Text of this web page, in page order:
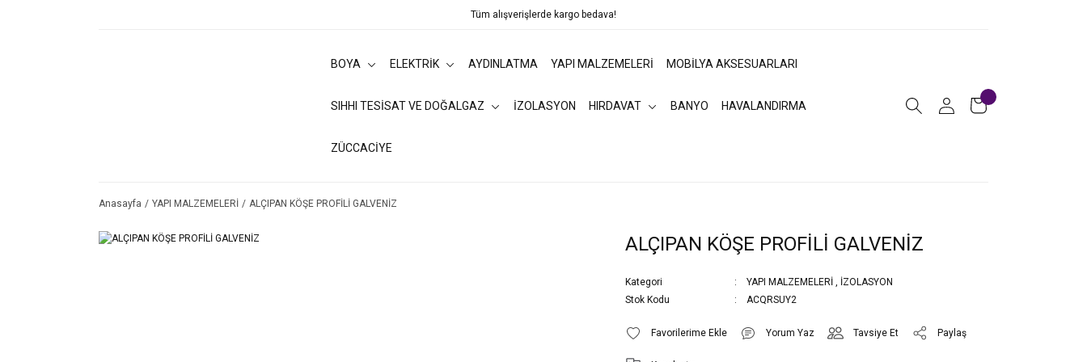
Tüm alışverişlerde kargo bedava!
BOYA ELEKTRİK AYDINLATMA YAPI MALZEMELERİ MOBİLYA AKSESUARLARI
SIHHI TESİSAT VE DOĞALGAZ İZOLASYON HIRDAVAT BANYO HAVALANDIRMA
ZÜCCACİYE
Anasayfa YAPI MALZEMELERİ ALÇIPAN KÖŞE PROFİLİ GALVENİZ
ALÇIPAN KÖŞE PROFİLİ GALVENİZ
Kategori YAPI MALZEMELERİ , İZOLASYON
Stok Kodu
ACQRSUY2
Yorum Yaz Tavsiye Et Paylaş